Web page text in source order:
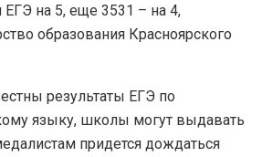
ЕГЭ на 5, еще 3531 – на 4,
образования Красноярского
результаты ЕГЭ по
языку, школы могут выдавать
придется дождаться